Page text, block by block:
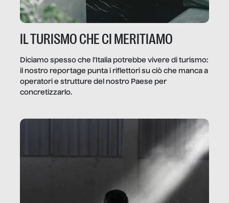
IL TURISMO CHE CI MERITIAMO
Diciamo spesso che l’Italia potrebbe vivere di turismo:
il nostro reportage punta i riflettori su ciò che manca a
operatori e strutture del nostro Paese per
concretizzarlo.